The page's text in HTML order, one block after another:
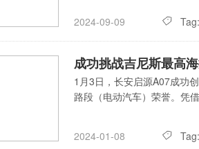
2024-09-09 Tag:
成功挑战吉尼斯最高
1月3日，长安启源A07成功
路段（电动汽车）荣誉。凭
2024-01-08 Tag: